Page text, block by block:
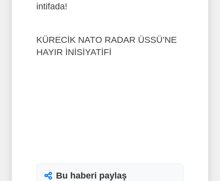
intifada!
KÜRECİK NATO RADAR ÜSSÜ’NE
HAYIR İNİSİYATİFİ
Bu haberi paylaş